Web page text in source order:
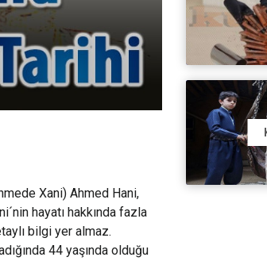
Xani) Ahmed Hani,
hayatı hakkında fazla
bilgi yer almaz.
44 yaşında olduğu